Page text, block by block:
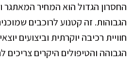
החסרון הגדול הוא המחיר המאתגר
הגבוהות. זה קטנוע לרוכבים
חוויית רכיבה יוקרתית וביצועים
הגבוהה והטיפולים היקרים צריכים